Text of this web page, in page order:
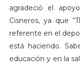
agradeció el
Cisneros, ya que
referente en el
está haciendo.
educación y en la